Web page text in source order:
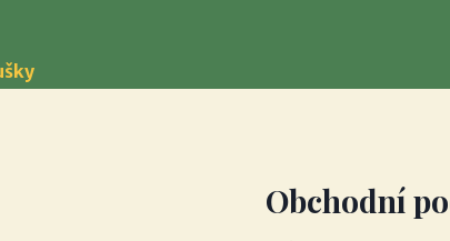
Obchodní